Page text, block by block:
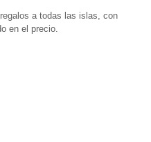
a todas las islas, con
en el precio.